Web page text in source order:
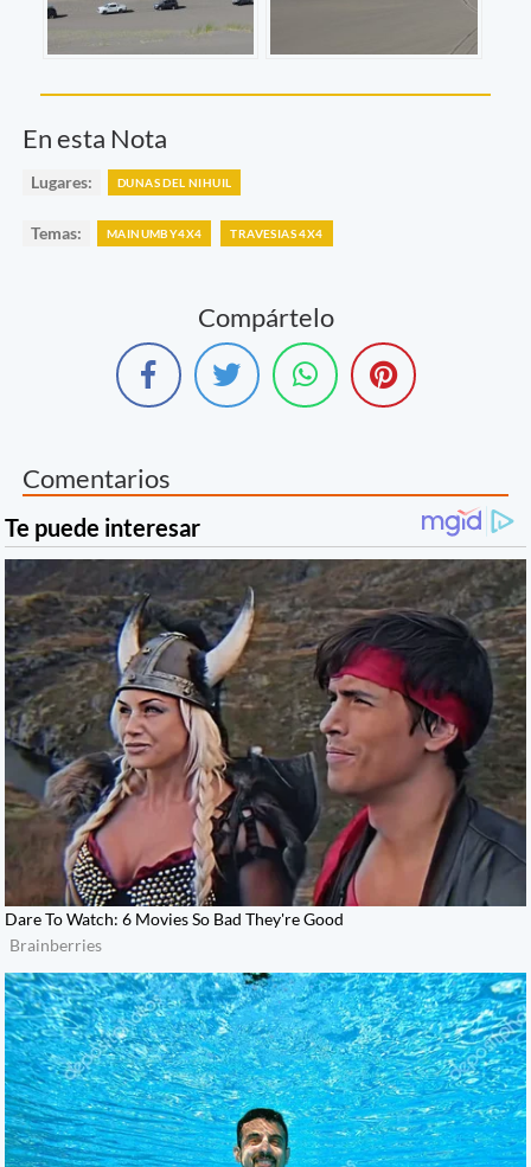
En esta Nota
Lugares: DUNAS DEL NIHUIL
Temas: MAINUMBY4X4 TRAVESIAS 4X4
Compártelo
Comentarios